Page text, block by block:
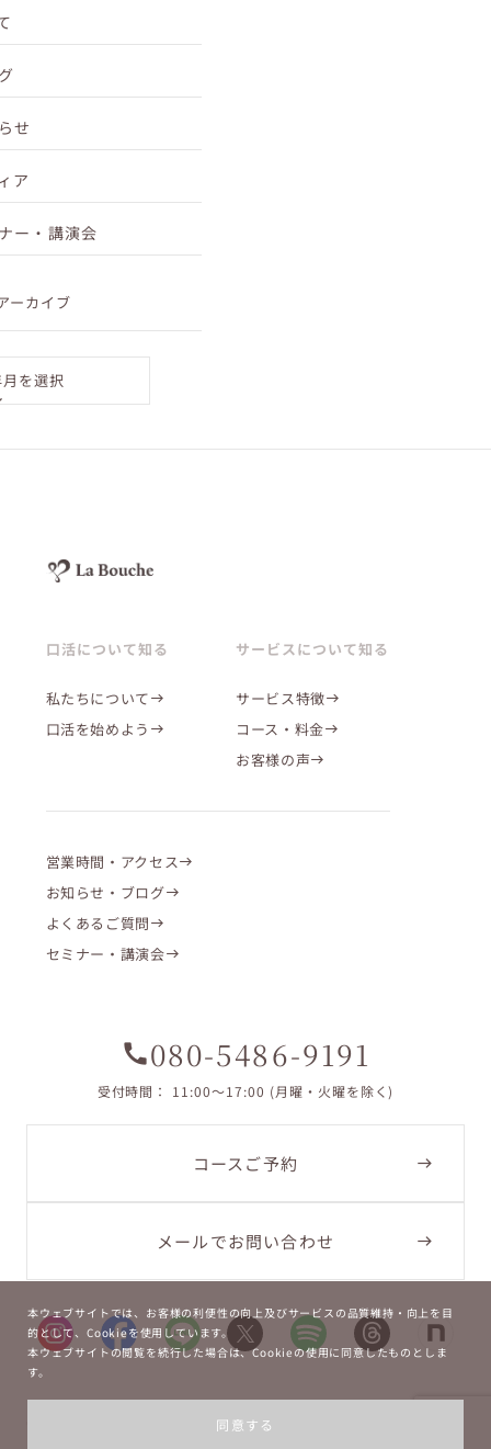
せ
ア
ー・講演会
ーカイブ
を選択
口活について知る
私たちについて
口活を始めよう
サービスについて知る
サービス特徴
コース・料金
お客様の声
営業時間・アクセス
お知らせ・ブログ
よくあるご質問
セミナー・講演会
La Bouche.
コースご予約
メールでお問い合わせ
call080-5486-9191
受付時間： 11:00〜17:00 (月曜・火曜を除く)
本ウェブサイトでは、お客様の利便性の向上及びサービスの品質維持・向上を目
的として、Cookieを使用しています。
本ウェブサイトの閲覧を続行した場合は、Cookieの使用に同意したものとしま
す。
同意する